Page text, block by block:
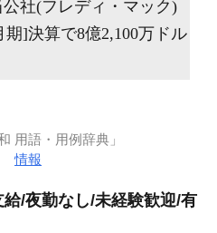
社(フレディ・マック)
]決算で8億2,100万ドル
用語・用例辞典」
情報
/夜勤なし/未経験歓迎/有